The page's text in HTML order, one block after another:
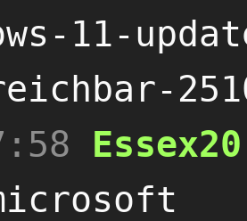
11-
Essex20